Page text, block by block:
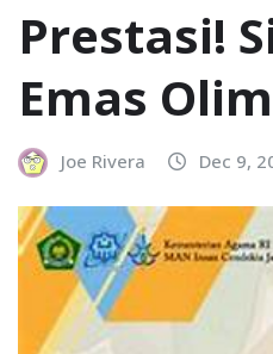
Prestasi!
Emas
Joe Rivera Dec 9,